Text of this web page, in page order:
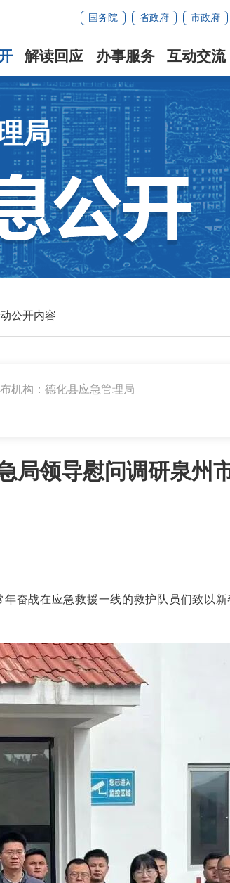
国务院 省政府 市政府
解读回应 办事服务 互动交流
局
公开内容
机构：德化县应急管理局
局领导慰问调研泉州
奋战在应急救援一线的救护队员们致以